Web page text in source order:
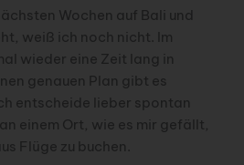
Wochen auf Bali und
weiß ich noch nicht. Im
wieder eine Zeit lang in
genauen Plan gibt es
entscheide lieber spontan
einem Ort, wie es mir gefällt,
Flüge zu buchen.